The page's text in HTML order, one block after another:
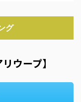
グ
ウープ】